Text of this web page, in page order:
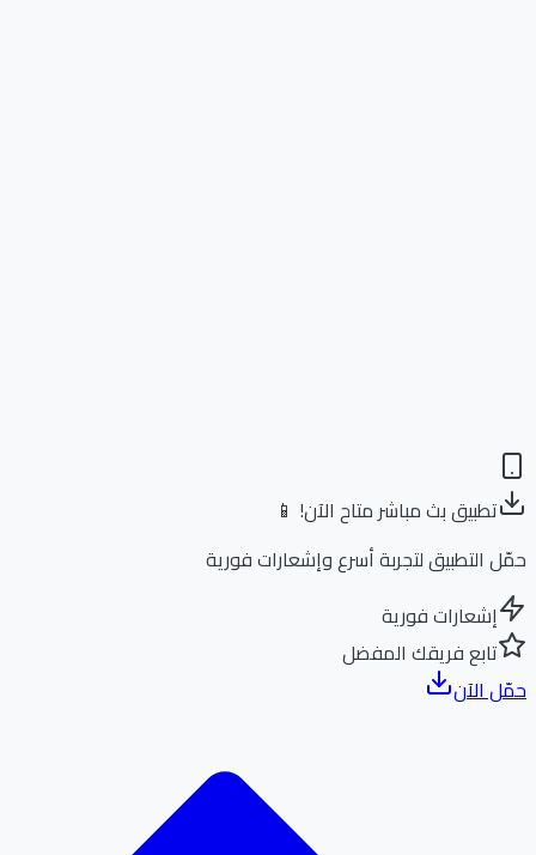
تطبيق بث مباشر متاح الآن! 📱
التطبيق لتجربة أسرع وإشعارات فورية
إشعارات فورية
تابع فريقك المفضل
الآن